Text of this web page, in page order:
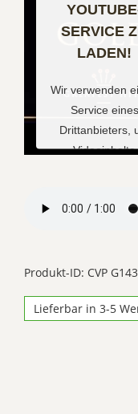
SERVICE
LADEN!
Wir verwenden
Service eines
Drittanbieters,
Videoinhalte
Ihren
und stimmen Sie
zu, um dieses
Produkt-ID: CVP
Lieferbar in 3-5